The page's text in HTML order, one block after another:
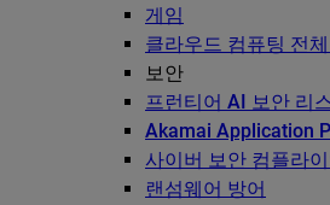
게임
클라우드 컴퓨팅 전체
보안
프런티어 AI 보안 리
Akamai Application
사이버 보안 컴플라
랜섬웨어 방어